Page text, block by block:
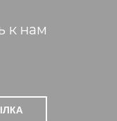
к нам
в новом
((открывается в